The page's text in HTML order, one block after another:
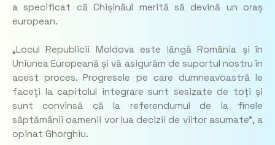
a specificat că Chișinăul merită să devină un oraș
european.
„Locul Republicii Moldova este lângă România și în
Uniunea Europeană și vă asigurăm de suportul nostru în
acest proces. Progresele pe care dumneavoastră le
faceți la capitolul integrare sunt sesizate de toți și
sunt convinsă că la referendumul de la finele
săptămânii oamenii vor lua decizii de viitor asumate”, a
opinat Ghorghiu.